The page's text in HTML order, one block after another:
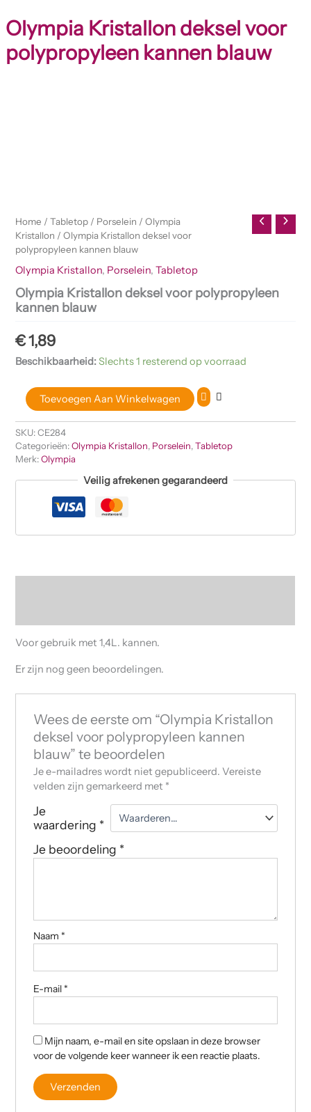
Olympia Kristallon deksel voor
polypropyleen kannen blauw
Home /Tabletop / Porselein /Olympia
Kristallon / Olympia Kristallon deksel voor
polypropyleen kannen blauw
Olympia Kristallon, Porselein,Tabletop
Olympia Kristallon deksel voor polypropyleen
kannen blauw
€1,89
Beschikbaarheid:Slechts 1 resterend op voorraad
Toevoegen Aan Winkelwagen
SKU:CE284
Categorieën:Olympia Kristallon, Porselein,Tabletop
Merk:Olympia
Veilig afrekenen gegarandeerd
Voor gebruik met 1,4L. kannen.
Er zijn nog geen beoordelingen.
Wees de eerste om “Olympia Kristallon
deksel voor polypropyleen kannen
blauw” te beoordelen
Je e-mailadres wordt niet gepubliceerd. Vereiste
velden zijn gemarkeerd met *
Je
waardering *
Je beoordeling *
Naam *
E-mail *
Mijn naam, e-mail en site opslaan in deze browser
voor de volgende keer wanneer ik een reactie plaats.